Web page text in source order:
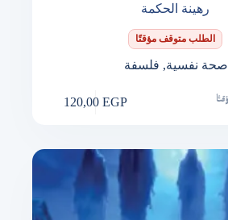
رهينة الحكمة
الطلب متوقف مؤقتًا
صحة نفسية, فلسفة
120,00EGP